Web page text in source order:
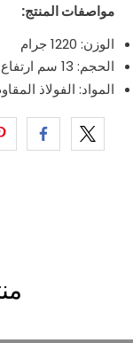
مواصفات المنتج:
الوزن: 1220 جرام
الحجم: 13 سم ارتفاع × 17 سم عرض × 23 سم طول
المواد: الفولاذ